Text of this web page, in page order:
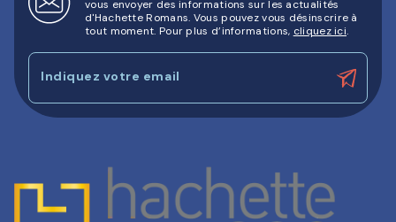
vous envoyer des informations sur les actualités
d'Hachette Romans. Vous pouvez vous désinscrire à
tout moment. Pour plus d’informations, cliquez ici.
Indiquez votre email